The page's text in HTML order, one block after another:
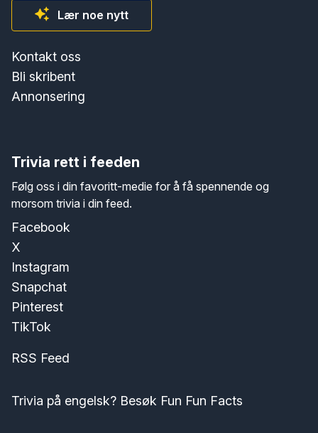
Lær noe nytt
Kontakt oss
Bli skribent
Annonsering
Trivia rett i feeden
Følg oss i din favoritt-medie for å få spennende og
morsom trivia i din feed.
Facebook
X
Instagram
Snapchat
Pinterest
TikTok
RSS Feed
Trivia på engelsk? Besøk Fun Fun Facts